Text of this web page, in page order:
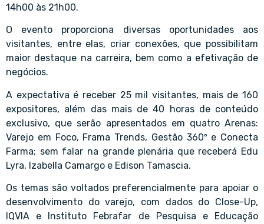
14h00 às 21h00.
O evento proporciona diversas oportunidades aos
visitantes, entre elas, criar conexões, que possibilitam
maior destaque na carreira, bem como a efetivação de
negócios.
A expectativa é receber 25 mil visitantes, mais de 160
expositores, além das mais de 40 horas de conteúdo
exclusivo, que serão apresentados em quatro Arenas:
Varejo em Foco, Frama Trends, Gestão 360º e Conecta
Farma; sem falar na grande plenária que receberá Edu
Lyra, Izabella Camargo e Edison Tamascia.
Os temas são voltados preferencialmente para apoiar o
desenvolvimento do varejo, com dados do Close-Up,
IQVIA e Instituto Febrafar de Pesquisa e Educação